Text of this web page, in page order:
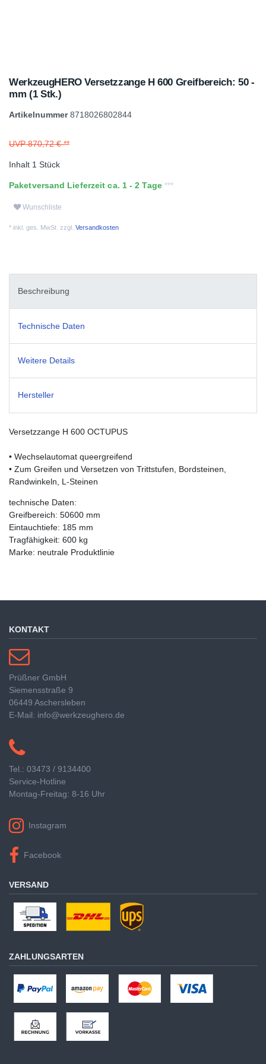
WerkzeugHERO Versetzzange H 600 Greifbereich: 50 -
mm (1 Stk.)
Artikelnummer8718026802844
UVP 870,72 €
Inhalt 1 Stück
Paketversand Lieferzeit ca. 1 - 2 Tage
Wunschliste
* inkl. ges. MwSt. zzgl. Versandkosten
Beschreibung
Technische Daten
Weitere Details
Hersteller
Versetzzange H 600 OCTUPUS
• Wechselautomat queergreifend
• Zum Greifen und Versetzen von Trittstufen, Bordsteinen,
Randwinkeln, L-Steinen
technische Daten:
Greifbereich: 50600 mm
Eintauchtiefe: 185 mm
Tragfähigkeit: 600 kg
Marke: neutrale Produktlinie
KONTAKT
Prüßner GmbH
Siemensstraße 9
06449 Aschersleben
E-Mail: info@werkzeughero.de
Tel.: 03473 / 9134400
Service-Hotline
Montag-Freitag: 8-16 Uhr
Instagram
Facebook
VERSAND
ZAHLUNGSARTEN